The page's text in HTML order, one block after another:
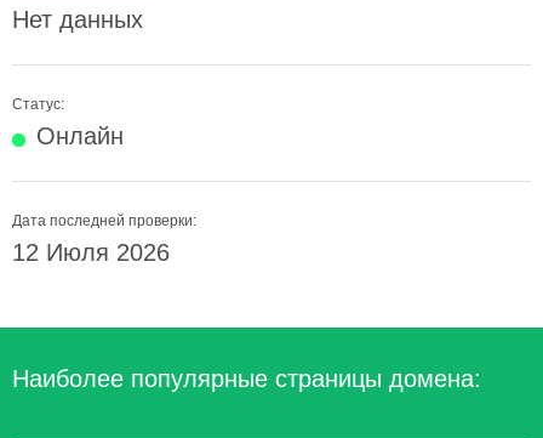
Нет данных
Статус:
Онлайн
Дата последней проверки:
12 Июля 2026
Наиболее популярные страницы домена: